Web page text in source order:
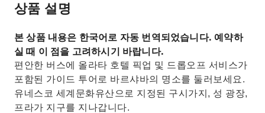
상품 설명
본 상품 내용은 한국어로 자동 번역되었습니다. 예약하
실 때 이 점을 고려하시기 바랍니다.
편안한 버스에 올라타 호텔 픽업 및 드롭오프 서비스가
포함된 가이드 투어로 바르샤바의 명소를 둘러보세요.
유네스코 세계문화유산으로 지정된 구시가지, 성 광장,
프라가 지구를 지나갑니다.